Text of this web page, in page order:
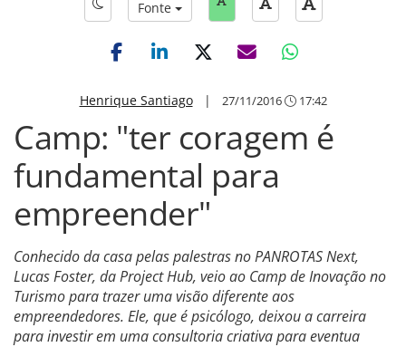
Fonte
Henrique Santiago| 27/11/2016 17:42
Camp: "ter coragem é
fundamental para
empreender"
Conhecido da casa pelas palestras no PANROTAS Next,
Lucas Foster, da Project Hub, veio ao Camp de Inovação no
Turismo para trazer uma visão diferente aos
empreendedores. Ele, que é psicólogo, deixou a carreira
para investir em uma consultoria criativa para eventua